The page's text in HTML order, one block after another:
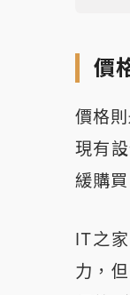
價
價格
現有
緩購
IT之
力，